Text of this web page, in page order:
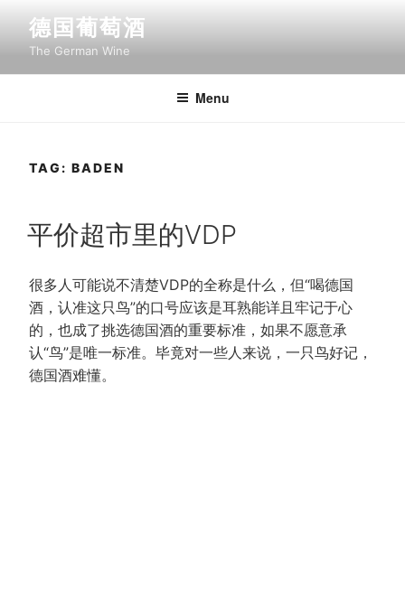
content
德国葡萄酒
The German Wine
Menu
TAG: BADEN
POSTED
ON
平价超市里的VDP
很多人可能说不清楚VDP的全称是什么，但“喝德国
酒，认准这只鸟”的口号应该是耳熟能详且牢记于心
的，也成了挑选德国酒的重要标准，如果不愿意承
认“鸟”是唯一标准。毕竟对一些人来说，一只鸟好记，
德国酒难懂。